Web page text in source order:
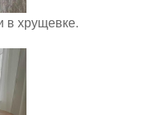
в хрущевке.